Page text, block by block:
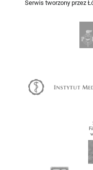
Serwis tworzony przez